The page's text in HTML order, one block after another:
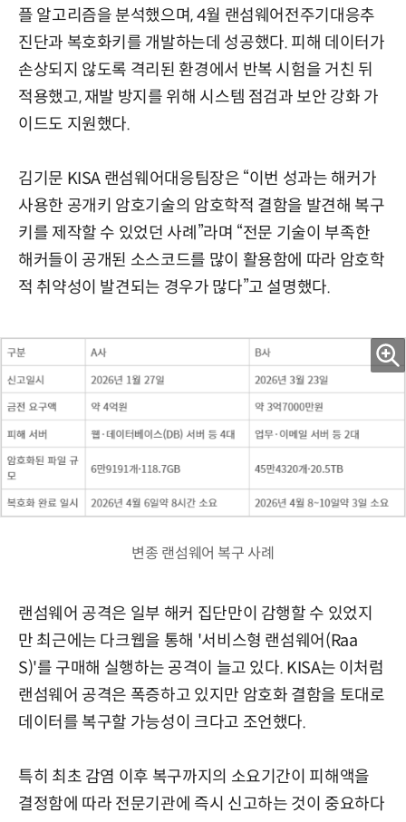
플 알고리즘을 분석했으며, 4월 랜섬웨어전주기대응추
진단과 복호화키를 개발하는데 성공했다. 피해 데이터가
손상되지 않도록 격리된 환경에서 반복 시험을 거친 뒤
적용했고, 재발 방지를 위해 시스템 점검과 보안 강화 가
이드도 지원했다.
김기문 KISA 랜섬웨어대응팀장은 “이번 성과는 해커가
사용한 공개키 암호기술의 암호학적 결함을 발견해 복구
키를 제작할 수 있었던 사례”라며 “전문 기술이 부족한
해커들이 공개된 소스코드를 많이 활용함에 따라 암호학
적 취약성이 발견되는 경우가 많다”고 설명했다.
변종 랜섬웨어 복구 사례
랜섬웨어 공격은 일부 해커 집단만이 감행할 수 있었지
만 최근에는 다크웹을 통해 '서비스형 랜섬웨어(Raa
S)'를 구매해 실행하는 공격이 늘고 있다. KISA는 이처럼
랜섬웨어 공격은 폭증하고 있지만 암호화 결함을 토대로
데이터를 복구할 가능성이 크다고 조언했다.
특히 최초 감염 이후 복구까지의 소요기간이 피해액을
결정함에 따라 전문기관에 즉시 신고하는 것이 중요하다